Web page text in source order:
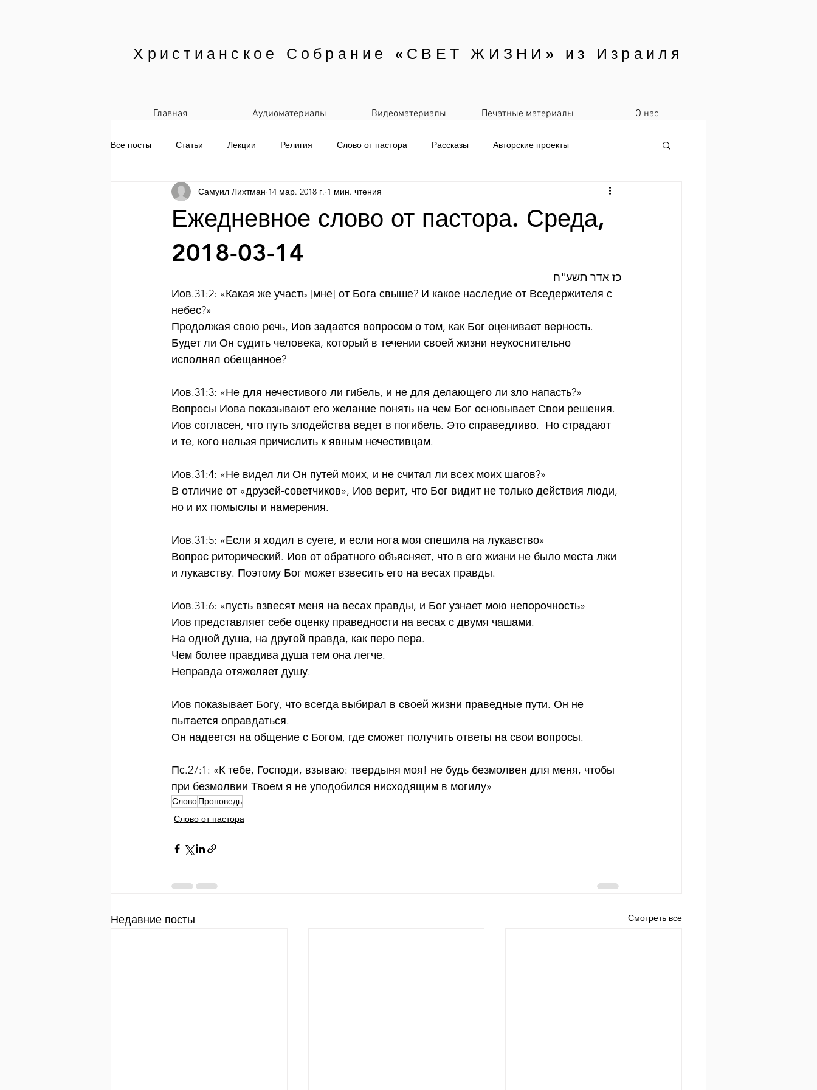
Христианское Собрание «СВЕТ ЖИЗНИ» из Израиля
Главная Аудиоматериалы Видеоматериалы Печатные материалы О нас
Все посты Статьи Лекции Религия Слово от пастора Рассказы Авторские проекты
Печатные материалы Ежедневная рассылка
Ежедневное слово от пастора. Среда,
2018-03-14
Самуил Лихтман 14 мар. 2018 г. 1 мин. чтения
כז אדר תשע"ח
Иов.31:2: «Какая же участь [мне] от Бога свыше? И какое наследие от Вседержителя с
небес?»
Продолжая свою речь, Иов задается вопросом о том, как Бог оценивает верность.
Будет ли Он судить человека, который в течении своей жизни неукоснительно
исполнял обещанное?
Иов.31:3: «Не для нечестивого ли гибель, и не для делающего ли зло напасть?»
Вопросы Иова показывают его желание понять на чем Бог основывает Свои решения.
Иов согласен, что путь злодейства ведет в погибель. Это справедливо.  Но страдают
и те, кого нельзя причислить к явным нечестивцам.
Иов.31:4: «Не видел ли Он путей моих, и не считал ли всех моих шагов?»
В отличие от «друзей-советчиков», Иов верит, что Бог видит не только действия люди,
но и их помыслы и намерения.
Иов.31:5: «Если я ходил в суете, и если нога моя спешила на лукавство»
Вопрос риторический. Иов от обратного объясняет, что в его жизни не было места лжи
и лукавству. Поэтому Бог может взвесить его на весах правды.
Иов.31:6: «пусть взвесят меня на весах правды, и Бог узнает мою непорочность»
Иов представляет себе оценку праведности на весах с двумя чашами.
На одной душа, на другой правда, как перо пера.
Чем более правдива душа тем она легче.
Неправда отяжеляет душу.
Иов показывает Богу, что всегда выбирал в своей жизни праведные пути. Он не
пытается оправдаться.
Он надеется на общение с Богом, где сможет получить ответы на свои вопросы.
Пс.27:1: «К тебе, Господи, взываю: твердыня моя! не будь безмолвен для меня, чтобы
при безмолвии Твоем я не уподобился нисходящим в могилу»
СловоПроповедь
Слово от пастора
Недавние посты Смотреть все